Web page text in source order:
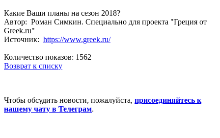
Какие Ваши планы на сезон 2018?
Автор: Роман Симкин. Специально для проекта "Греция от
Greek.ru"
Источник: https://www.greek.ru/
Количество показов: 1562
Возврат к списку
Чтобы обсудить новости, пожалуйста, присоединяйтесь к
нашему чату в Телеграм.